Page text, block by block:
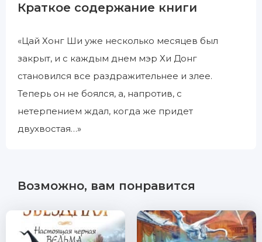
Краткое содержание книги
«Цай Хонг Ши уже несколько месяцев был
закрыт, и с каждым днем мэр Хи Донг
становился все раздражительнее и злее.
Теперь он не боялся, а, напротив, с
нетерпением ждал, когда же придет
двухвостая…»
Возможно, вам понравится